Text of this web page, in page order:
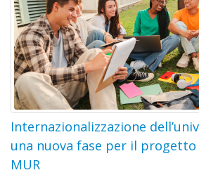
Internazionalizzazione
una nuova fase per il
MUR